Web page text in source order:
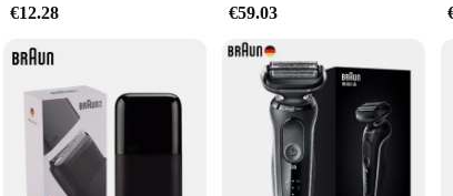
sets are available for sale, making it easy for you to maintain the
quality, durable, and convenient grooming solutions for men
€12.28 €59.03